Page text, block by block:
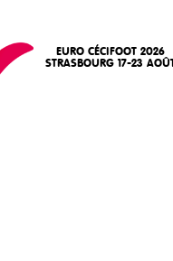
EURO CÉCIFOOT 2026
STRASBOURG 17-23